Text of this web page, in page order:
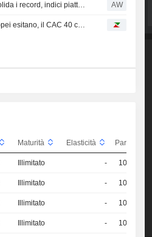
Europa consolida i record, indici piatti in chiusura AW
I mercati europei esitano, il CAC 40 continua a battere record
Maturità Elasticità Parità
Illimitato - 100
Illimitato - 100
Illimitato - 100
Illimitato - 100